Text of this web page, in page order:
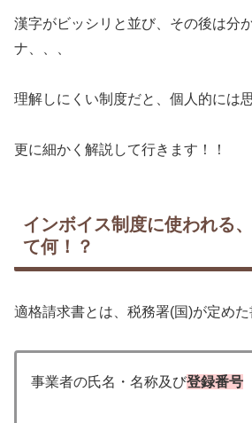
漢字がビッシリと並び、その後は分
ナ、、、
理解しにくい制度だと、個人的には
更に細かく解説して行きます！！
インボイス制度に使われる
て何！？
適格請求書とは、税務署(国)が定め
事業者の氏名・名称及び登録番号